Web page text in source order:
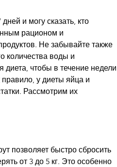
и могу сказать, кто
рационом и
Не забывайте также
количества воды и
диета, чтобы в течение недели
у диеты яйца и
Рассмотрим их
позволяет быстро сбросить
от 3 до 5 кг. Это особенно